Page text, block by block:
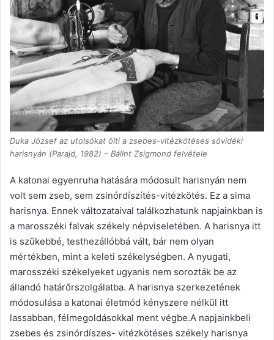
Duka József az utolsókat ölti a zsebes-vitézkötéses sóvidéki
harisnyán (Parajd, 1982) – Bálint Zsigmond felvétele
A katonai egyenruha hatására módosult harisnyán nem
volt sem zseb, sem zsinórdíszítés-vitézkötés. Ez a sima
harisnya. Ennek változataival találkozhatunk napjainkban is
a marosszéki falvak székely népviseletében. A harisnya itt
is szűkebbé, testhezállóbbá vált, bár nem olyan
mértékben, mint a keleti székelységben. A nyugati,
marosszéki székelyeket ugyanis nem sorozták be az
állandó határőrszolgálatba. A harisnya szerkezetének
módosulása a katonai életmód kényszere nélkül itt
lassabban, félmegoldásokkal ment végbe.A napjainkbeli
zsebes és zsinórdíszes- vitézkötéses székely harisnya